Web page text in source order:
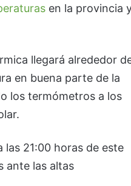
en la provincia
llegará alrededor
en buena parte de la
los termómetros a los
las 21:00 horas de este
ante las altas